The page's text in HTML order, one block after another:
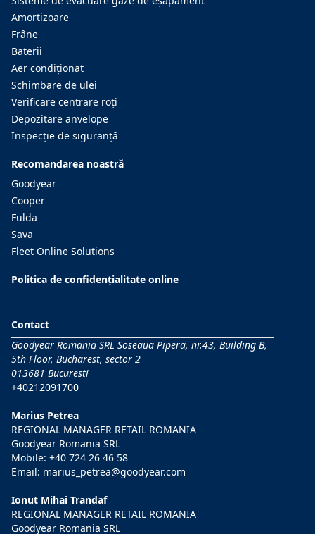
Amortizoare
Frâne
Baterii
Aer condiţionat
Schimbare de ulei
Verificare centrare roţi
Depozitare anvelope
Inspecţie de siguranţă
Recomandarea noastră
Goodyear
Cooper
Fulda
Sava
Fleet Online Solutions
Politica de confidențialitate online
Contact
Goodyear Romania SRL Soseaua Pipera, nr.43, Building B,
5th Floor, Bucharest, sector 2
013681 Bucuresti
+40212091700
Marius Petrea
REGIONAL MANAGER RETAIL ROMANIA
Goodyear Romania SRL
Mobile: +40 724 26 46 58
Email: marius_petrea@goodyear.com
Ionut Mihai Trandaf
REGIONAL MANAGER RETAIL ROMANIA
Goodyear Romania SRL